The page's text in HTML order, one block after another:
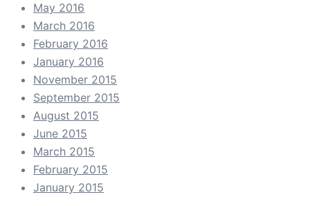
May 2016
March 2016
February 2016
January 2016
November 2015
September 2015
August 2015
June 2015
March 2015
February 2015
January 2015